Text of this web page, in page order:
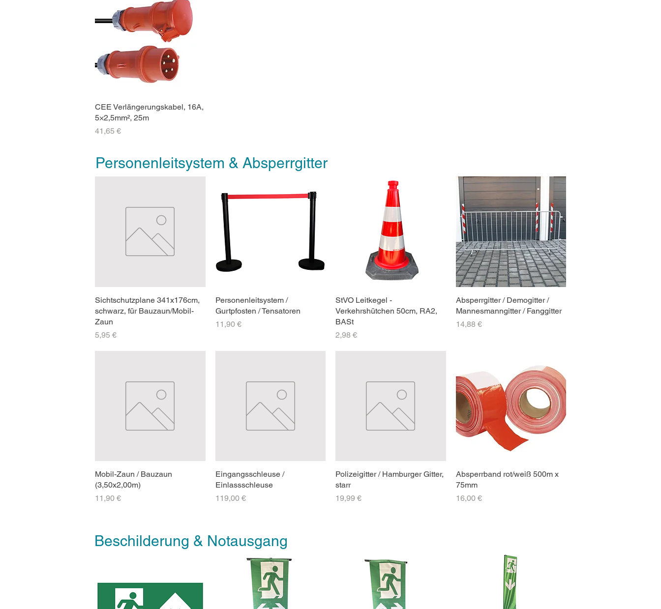
CEE Verlängerungskabel, 16A,
5×2,5mm², 25m
Preis
41,65 €
Personenleitsystem & Absperrgitter
Sichtschutzplane 341x176cm,
schwarz, für Bauzaun/Mobil-
Zaun
Preis
5,95 €
Personenleitsystem /
Gurtpfosten / Tensatoren
Preis
11,90 €
StVO Leitkegel -
Verkehrshütchen 50cm, RA2,
BASt
Preis
2,98 €
Absperrgitter / Demogitter /
Mannesmanngitter / Fanggitter
Preis
14,88 €
Mobil-Zaun / Bauzaun
(3,50x2,00m)
Preis
11,90 €
Eingangsschleuse /
Einlassschleuse
Preis
119,00 €
Polizeigitter / Hamburger Gitter,
starr
Preis
19,99 €
Absperrband rot/weiß 500m x
75mm
Preis
16,00 €
Beschilderung & Notausgang